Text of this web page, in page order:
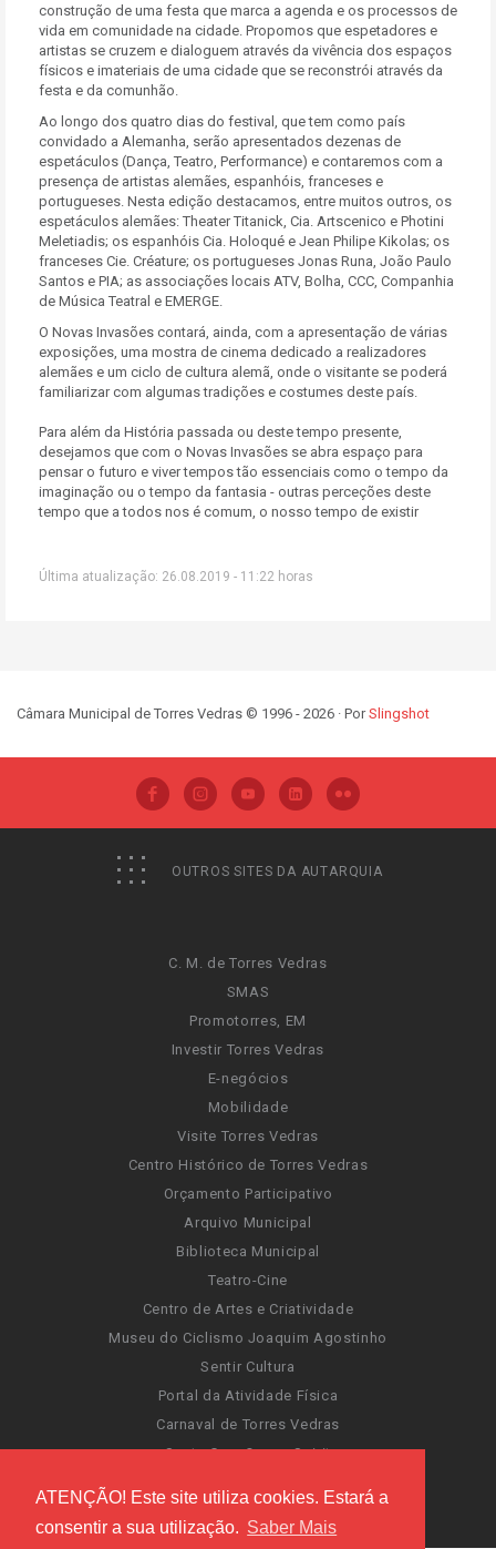
ATENÇÃO! Este site utiliza cookies. Estará a
consentir a sua utilização. Saber Mais
construção de uma festa que marca a agenda e os processos de
vida em comunidade na cidade. Propomos que espetadores e
artistas se cruzem e dialoguem através da vivência dos espaços
físicos e imateriais de uma cidade que se reconstrói através da
festa e da comunhão.
Ao longo dos quatro dias do festival, que tem como país
convidado a Alemanha, serão apresentados dezenas de
espetáculos (Dança, Teatro, Performance) e contaremos com a
presença de artistas alemães, espanhóis, franceses e
portugueses. Nesta edição destacamos, entre muitos outros, os
espetáculos alemães: Theater Titanick, Cia. Artscenico e Photini
Meletiadis; os espanhóis Cia. Holoqué e Jean Philipe Kikolas; os
franceses Cie. Créature; os portugueses Jonas Runa, João Paulo
Santos e PIA; as associações locais ATV, Bolha, CCC, Companhia
de Música Teatral e EMERGE.
O Novas Invasões contará, ainda, com a apresentação de várias
exposições, uma mostra de cinema dedicado a realizadores
alemães e um ciclo de cultura alemã, onde o visitante se poderá
familiarizar com algumas tradições e costumes deste país.
Para além da História passada ou deste tempo presente,
desejamos que com o Novas Invasões se abra espaço para
pensar o futuro e viver tempos tão essenciais como o tempo da
imaginação ou o tempo da fantasia - outras perceções deste
tempo que a todos nos é comum, o nosso tempo de existir
Última atualização: 26.08.2019 - 11:22 horas
Câmara Municipal de Torres Vedras © 1996 - 2026 · PorSlingshot
OUTROS SITES DA AUTARQUIA
C. M. de Torres Vedras
SMAS
Promotorres, EM
Investir Torres Vedras
E-negócios
Mobilidade
Visite Torres Vedras
Centro Histórico de Torres Vedras
Orçamento Participativo
Arquivo Municipal
Biblioteca Municipal
Teatro-Cine
Centro de Artes e Criatividade
Museu do Ciclismo Joaquim Agostinho
Sentir Cultura
Portal da Atividade Física
Carnaval de Torres Vedras
Santa Cruz Ocean Spirit